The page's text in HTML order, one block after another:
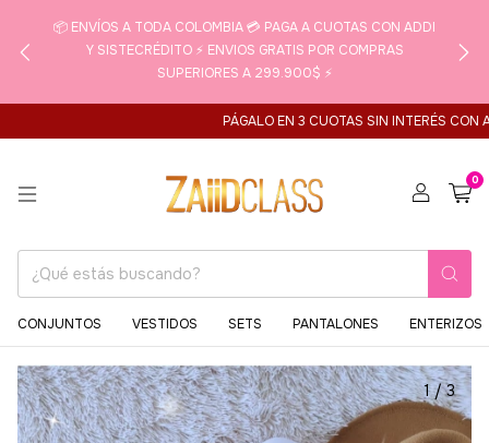
📦 ENVÍOS A TODA COLOMBIA 💳 PAGA A CUOTAS CON ADDI
Y SISTECRÉDITO ⚡ ENVIOS GRATIS POR COMPRAS
SUPERIORES A 299.900$ ⚡
PÁGALO EN 3 CUOTAS SIN INTERÉS CON ADDI
0
CONJUNTOS VESTIDOS SETS PANTALONES ENTERIZOS
1/3